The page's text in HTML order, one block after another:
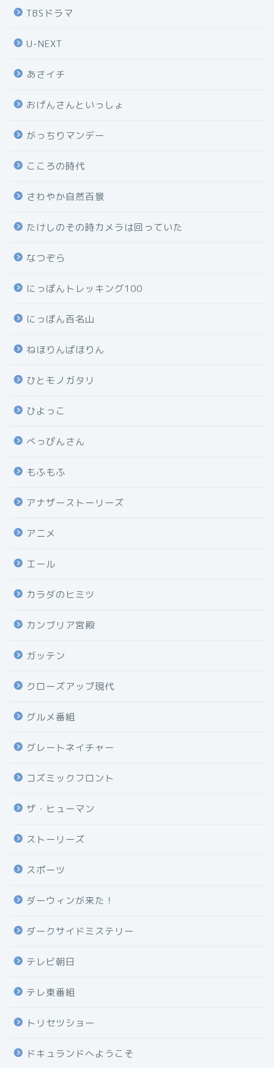
TBSドラマ
U-NEXT
あさイチ
おげんさんといっしょ
がっちりマンデー
こころの時代
さわやか自然百景
たけしのその時カメラは回っていた
なつぞら
にっぽんトレッキング100
にっぽん百名山
ねほりんぱほりん
ひとモノガタリ
ひよっこ
べっぴんさん
もふもふ
アナザーストーリーズ
アニメ
エール
カラダのヒミツ
カンブリア宮殿
ガッテン
クローズアップ現代
グルメ番組
グレートネイチャー
コズミックフロント
ザ・ヒューマン
ストーリーズ
スポーツ
ダーウィンが来た！
ダークサイドミステリー
テレビ朝日
テレ東番組
トリセツショー
ドキュランドへようこそ